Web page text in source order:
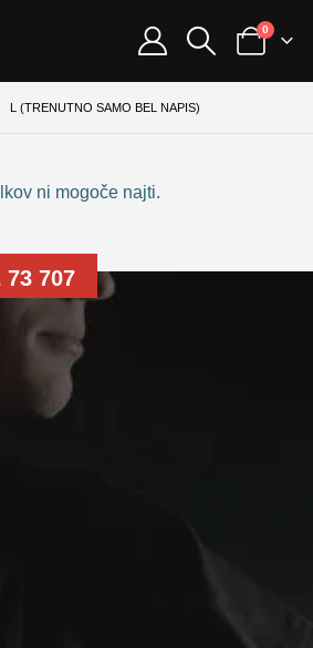
0
L (TRENUTNO SAMO BEL NAPIS)
ni mogoče najti.
73 707